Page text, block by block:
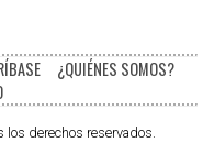
¿QUIÉNES SOMOS?
los derechos reservados.